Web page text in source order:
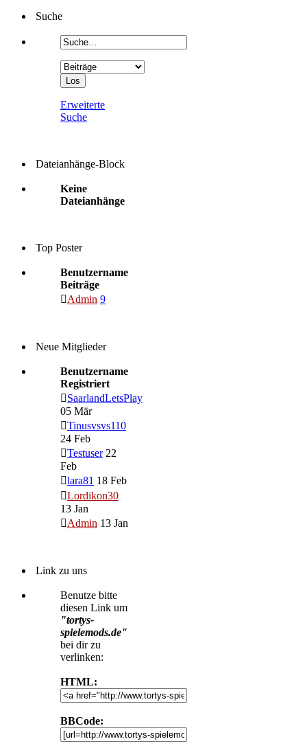
Suche
Erweiterte
Suche
Dateianhänge-Block
Keine
Dateianhänge
Top Poster
Benutzername
Beiträge
Admin 9
Neue Mitglieder
Benutzername
Registriert
SaarlandLetsPlay
05 Mär
Tinusvsvs110
24 Feb
Testuser 22
Feb
lara81 18 Feb
Lordikon30
13 Jan
Admin 13 Jan
Link zu uns
Benutze bitte
diesen Link um
"tortys-
spielemods.de"
bei dir zu
verlinken:
HTML:
BBCode: